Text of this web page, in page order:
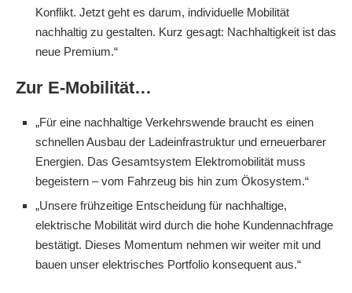
Konflikt. Jetzt geht es darum, individuelle Mobilität
nachhaltig zu gestalten. Kurz gesagt: Nachhaltigkeit ist das
neue Premium.“
Zur E-Mobilität…
„Für eine nachhaltige Verkehrswende braucht es einen
schnellen Ausbau der Ladeinfrastruktur und erneuerbarer
Energien. Das Gesamtsystem Elektromobilität muss
begeistern – vom Fahrzeug bis hin zum Ökosystem.“
„Unsere frühzeitige Entscheidung für nachhaltige,
elektrische Mobilität wird durch die hohe Kundennachfrage
bestätigt. Dieses Momentum nehmen wir weiter mit und
bauen unser elektrisches Portfolio konsequent aus.“